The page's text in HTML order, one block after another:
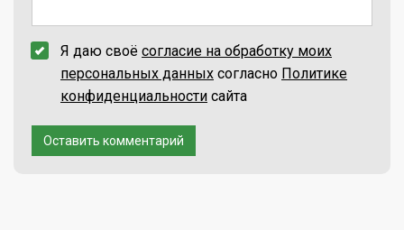
Я даю своё согласие на обработку моих
персональных данных согласно Политике
конфиденциальности сайта
Оставить комментарий